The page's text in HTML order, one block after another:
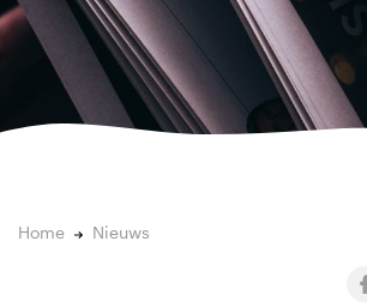
Home Nieuws